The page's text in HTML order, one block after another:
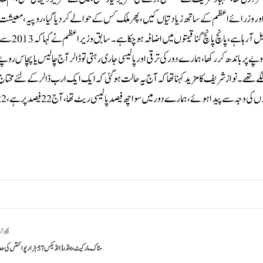
اور وزرائے اعظم کے ساتھ زیادتیاں کیں، پھر ملک کس کے حوالے کر دیا گیا، روپیہ،
پاکستان دنیا کی چوبیسویں معیشت بن چکا تھا، ہم نے چار سال ڈالر کو 104 روپے پر باندھ کر رکھا، ہمارے دور کی ترقی اور پالیسی جاری رہتی تو ڈالر آج چالیس یا پچاس
سمجھنے لگے تھے۔نوازشریف کا مزید کہنا تھا کہ آج یہ حالت ہوگئی کہ ایک ایک ارب ڈالر کے لئے
اگلا
سٹاک مارکیٹ،ہنڈرڈ انڈیکس 57 ہزار پوائنٹس کی حد عبور کر گیا